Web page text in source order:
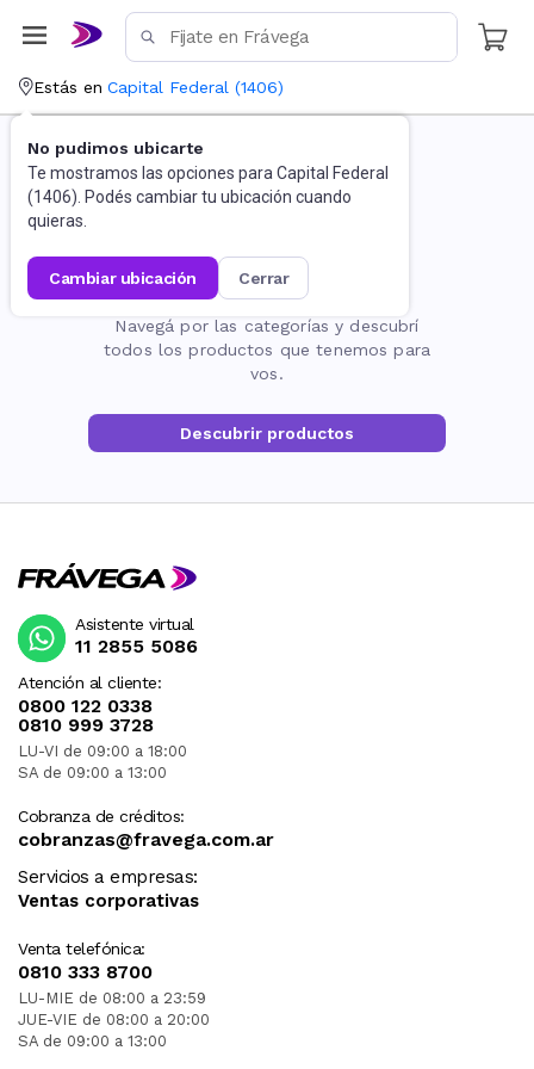
Estás en Capital Federal (1406)
No pudimos ubicarte
Te mostramos las opciones para Capital Federal
(1406). Podés cambiar tu ubicación cuando
quieras.
cambiar ubicación cerrar
La página no existe
Navegá por las categorías y descubrí
todos los productos que tenemos para
vos.
Descubrir productos
Atención al cliente:
0800 122 0338
0810 999 3728
LU-VI de 09:00 a 18:00
SA de 09:00 a 13:00
Cobranza de créditos:
cobranzas@fravega.com.ar
Servicios a empresas:
Ventas corporativas
Venta telefónica:
0810 333 8700
LU-MIE de 08:00 a 23:59
JUE-VIE de 08:00 a 20:00
SA de 09:00 a 13:00
Asistente virtual
11 2855 5086